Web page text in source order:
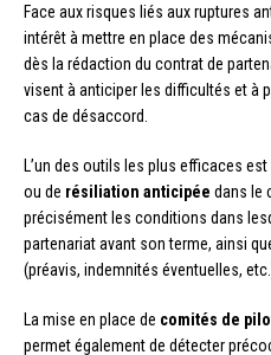
Face aux risques liés aux ruptures
intérêt à mettre en place des
dès la rédaction du contrat de
visent à anticiper les difficultés et à
cas de désaccord.
L’un des outils les plus efficaces est
ou de résiliation anticipée dans le
précisément les conditions dans
partenariat avant son terme, ainsi
(préavis, indemnités éventuelles,
La mise en place de comités de
permet également de détecter